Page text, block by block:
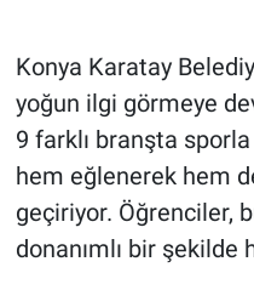
Konya Karatay
yoğun ilgi görmeye
9 farklı branşta
hem eğlenerek hem
geçiriyor. Öğrenciler,
donanımlı bir şekilde